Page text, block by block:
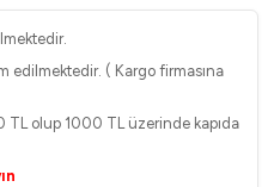
edilmektedir. ( Kargo firmasına
TL olup 1000 TL üzerinde kapıda